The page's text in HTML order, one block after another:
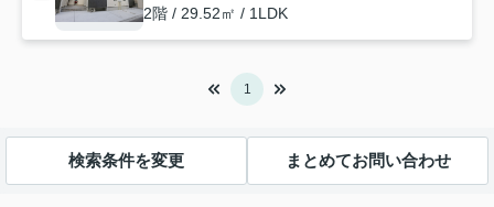
2階 / 29.52㎡ / 1LDK
1
検索条件を変更 まとめてお問い合わせ